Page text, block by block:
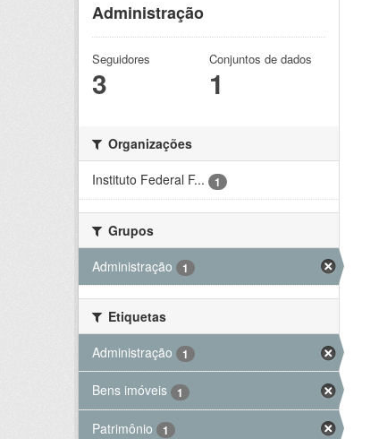
Administração
Seguidores
3
Conjuntos de dados
1
Organizações
Instituto Federal F...
1
Grupos
Administração
1
Etiquetas
Administração
1
Bens imóveis 1
Patrimônio 1